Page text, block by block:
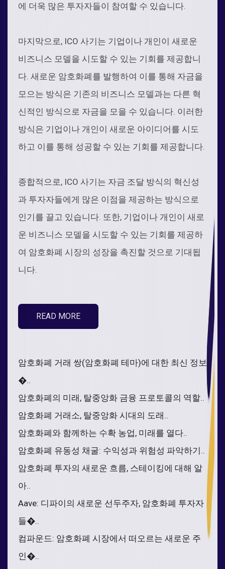
에 더욱 많은 투자자들이 참여할 수 있습니다.
마지막으로, ICO 사기는 기업이나 개인이 새로운
비즈니스 모델을 시도할 수 있는 기회를 제공합니
다. 새로운 암호화폐를 발행하여 이를 통해 자금을
모으는 방식은 기존의 비즈니스 모델과는 다른 혁
신적인 방식으로 자금을 모을 수 있습니다. 이러한
방식은 기업이나 개인이 새로운 아이디어를 시도
하고 이를 통해 성공할 수 있는 기회를 제공합니다.
종합적으로, ICO 사기는 자금 조달 방식의 혁신성
과 투자자들에게 많은 이점을 제공하는 방식으로
인기를 끌고 있습니다. 또한, 기업이나 개인이 새로
운 비즈니스 모델을 시도할 수 있는 기회를 제공하
여 암호화폐 시장의 성장을 촉진할 것으로 기대됩
니다.
READ MORE
암호화폐 거래 쌍(암호화폐 테마)에 대한 최신 정보
�..
암호화폐의 미래, 탈중앙화 금융 프로토콜의 역할..
암호화폐 거래소, 탈중앙화 시대의 도래..
암호화폐와 함께하는 수확 농업, 미래를 열다..
암호화폐 유동성 채굴: 수익성과 위험성 파악하기..
암호화폐 투자의 새로운 흐름, 스테이킹에 대해 알
아..
Aave: 디파이의 새로운 선두주자, 암호화폐 투자자
들�..
컴파운드: 암호화폐 시장에서 떠오르는 새로운 주
인�..